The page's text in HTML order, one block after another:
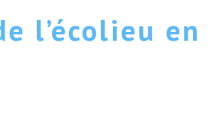
l’écolieu en